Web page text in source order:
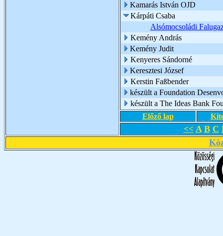
Kamarás István OJD
Kárpáti Csaba
Alsómocsoládi
Kemény András
Kemény Judit
Kenyeres Sándorné
Keresztesi József
Kerstin Faßbender
készült a Foundation
készült a The Ideas Bank
Előző lap
<< A B C